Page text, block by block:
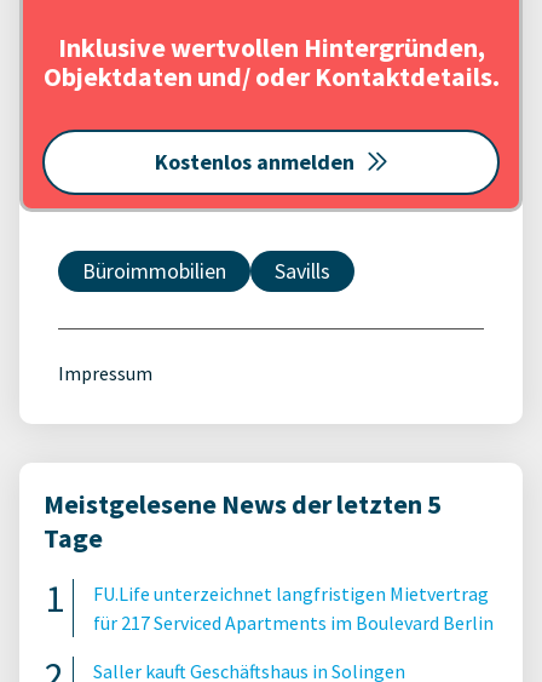
Inklusive wertvollen Hintergründen,
Objektdaten und/ oder Kontaktdetails.
Kostenlos anmelden
Büroimmobilien Savills
Impressum
Meistgelesene News der letzten 5
Tage
FU.Life unterzeichnet langfristigen Mietvertrag
für 217 Serviced Apartments im Boulevard Berlin
Saller kauft Geschäftshaus in Solingen